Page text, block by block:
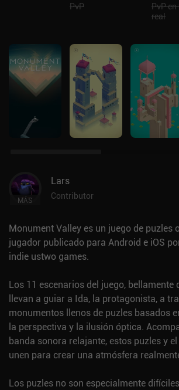
PvP
PvP
real
MÁS
Lars
Contributor
Monument Valley es un juego de puzles
jugador publicado para Android e iOS
indie ustwo games.
Los 11 escenarios del juego, bellamente
llevan a guiar a Ida, la protagonista, a
monumentos llenos de puzles basados
la perspectiva y la ilusión óptica.
banda sonora relajante, estos puzles y
unen para crear una atmósfera
Los puzles no son especialmente